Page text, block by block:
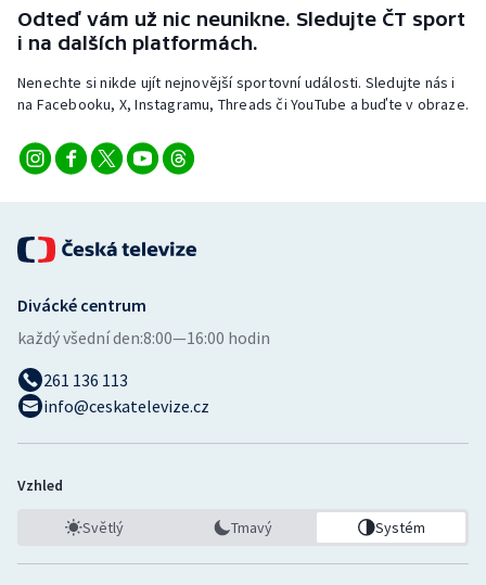
Triatlon
Veslování
Vodní slalom
Ostatní
Odteď vám už nic neunikne. Sledujte ČT sport
i na dalších platformách.
Nenechte si nikde ujít nejnovější sportovní události. Sledujte nás i
na Facebooku, X, Instagramu, Threads či YouTube a buďte v obraze.
Divácké centrum
každý všední den:8:00—16:00 hodin
261 136 113
info@ceskatelevize.cz
Vzhled
Světlý Tmavý Systém